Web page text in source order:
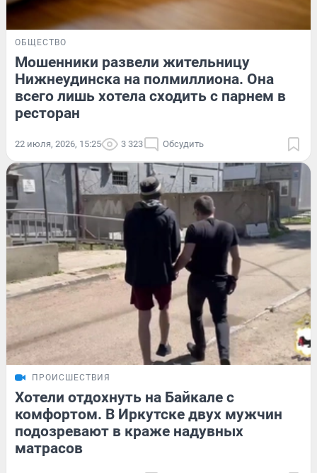
ОБЩЕСТВО
Мошенники развели жительницу
Нижнеудинска на полмиллиона. Она
всего лишь хотела сходить с парнем в
ресторан
22 июля, 2026, 15:25 3 323 Обсудить
ПРОИСШЕСТВИЯ
Хотели отдохнуть на Байкале с
комфортом. В Иркутске двух мужчин
подозревают в краже надувных
матрасов